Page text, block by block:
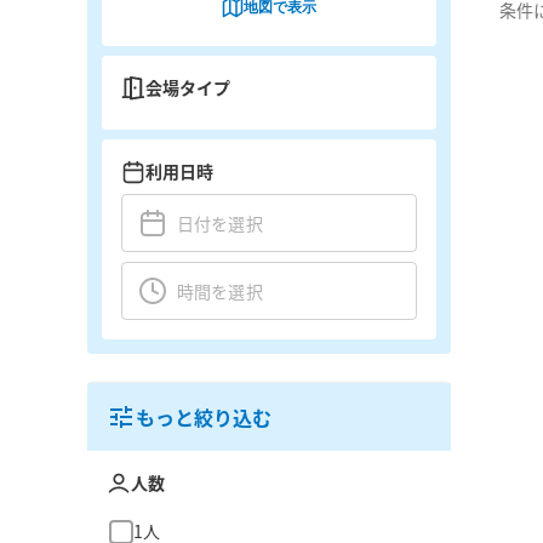
条件
地図で表示
会場タイプ
利用日時
もっと絞り込む
人数
1人